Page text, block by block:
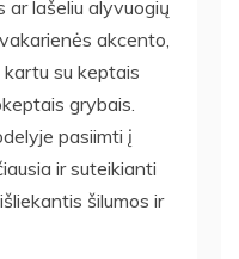
ar lašeliu alyvuogių
akcento,
su keptais
grybais.
pasiimti į
ir suteikianti
šilumos ir